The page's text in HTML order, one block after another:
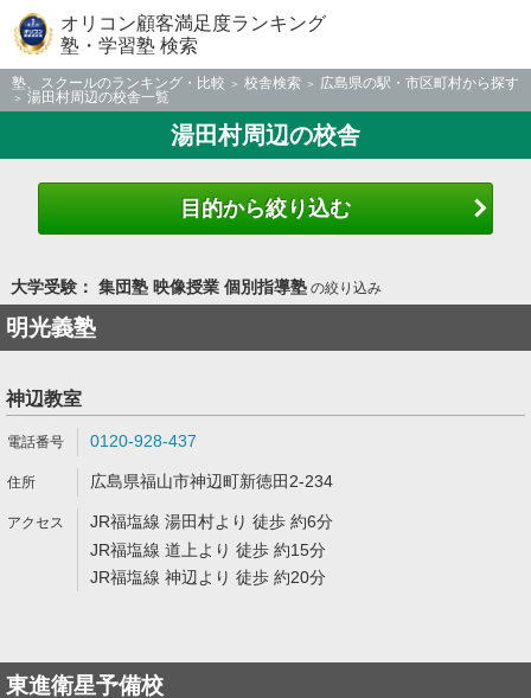
オリコン顧客満足度ランキング
塾・学習塾 検索
塾、スクールのランキング・比較 校舎検索
広島県の駅・市区町村から探す
湯田村周辺の校舎一覧
湯田村周辺の校舎
目的から絞り込む
大学受験： 集団塾 映像授業 個別指導塾の絞り込み
明光義塾
神辺教室
0120-928-437
広島県福山市神辺町新徳田2-234
JR福塩線 湯田村より 徒歩 約6分
JR福塩線 道上より 徒歩 約15分
JR福塩線 神辺より 徒歩 約20分
東進衛星予備校